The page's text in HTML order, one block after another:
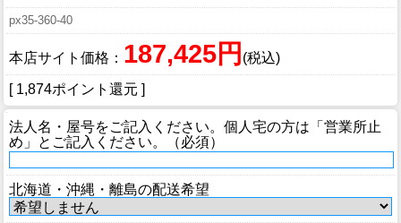
px35-360-40
本店サイト価格： 187,425円 (税込)
[ 1,874ポイント還元 ]
法人名・屋号をご記入ください。個人宅の方は「営業所止
め」とご記入ください。（必須）
北海道・沖縄・離島の配送希望